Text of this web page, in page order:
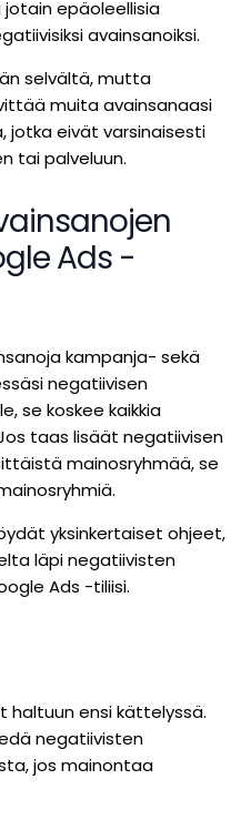
jotain epäoleellisia
avainsanoiksi.
selvältä, mutta
muita avainsanaasi
jotka eivät varsinaisesti
tai palveluun.
Ads -
kampanja- sekä
negatiivisen
se koskee kaikkia
taas lisäät negatiivisen
mainosryhmää, se
yksinkertaiset ohjeet,
läpi negatiivisten
Ads -tiliisi.
ensi kättelyssä.
negatiivisten
jos mainontaa